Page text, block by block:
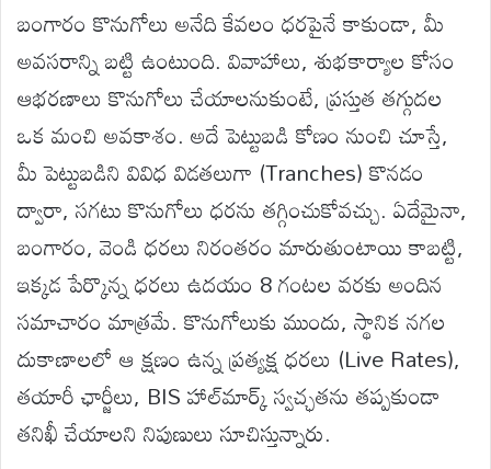
బంగారం కొనుగోలు అనేది కేవలం ధరపైనే కాకుండా, మీ
అవసరాన్ని బట్టి ఉంటుంది. వివాహాలు, శుభకార్యాల కోసం
ఆభరణాలు కొనుగోలు చేయాలనుకుంటే, ప్రస్తుత తగ్గుదల
ఒక మంచి అవకాశం. అదే పెట్టుబడి కోణం నుంచి చూస్తే,
మీ పెట్టుబడిని వివిధ విడతలుగా (Tranches) కొనడం
ద్వారా, సగటు కొనుగోలు ధరను తగ్గించుకోవచ్చు. ఏదేమైనా,
బంగారం, వెండి ధరలు నిరంతరం మారుతుంటాయి కాబట్టి,
ఇక్కడ పేర్కొన్న ధరలు ఉదయం 8 గంటల వరకు అందిన
సమాచారం మాత్రమే. కొనుగోలుకు ముందు, స్థానిక నగల
దుకాణాలలో ఆ క్షణం ఉన్న ప్రత్యక్ష ధరలు (Live Rates),
తయారీ ఛార్జీలు, BIS హాల్‌మార్క్ స్వచ్ఛతను తప్పకుండా
తనిఖీ చేయాలని నిపుణులు సూచిస్తున్నారు.